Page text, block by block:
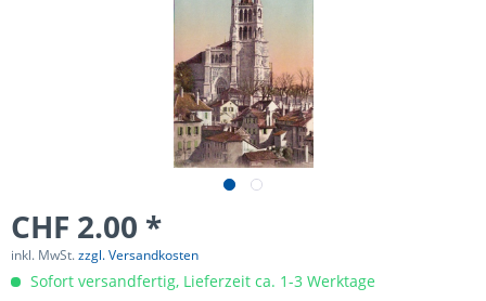
CHF 2.00 *
inkl. MwSt.zzgl. Versandkosten
Sofort versandfertig, Lieferzeit ca. 1-3 Werktage